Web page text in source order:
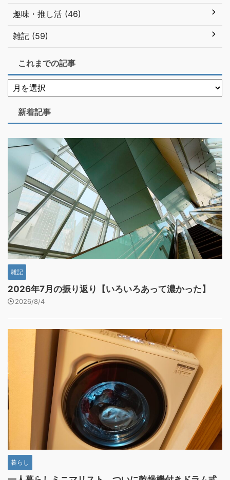
趣味・推し活 (46)
雑記 (59)
これまでの記事
新着記事
雑記
2026年7月の振り返り【いろいろあって濃かった】
2026/8/4
暮らし